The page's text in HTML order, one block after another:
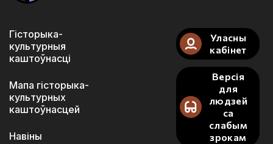
Гісторыка-
культурныя
каштоўнасці
Мапа гісторыка-
культурных
каштоўнасцей
Навіны
Уласны
кабінет
Версія
для
людзей
са
слабым
зрокам